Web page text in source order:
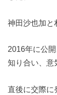
神田沙也加と
2016年に公
知り合い、意
直後に交際に